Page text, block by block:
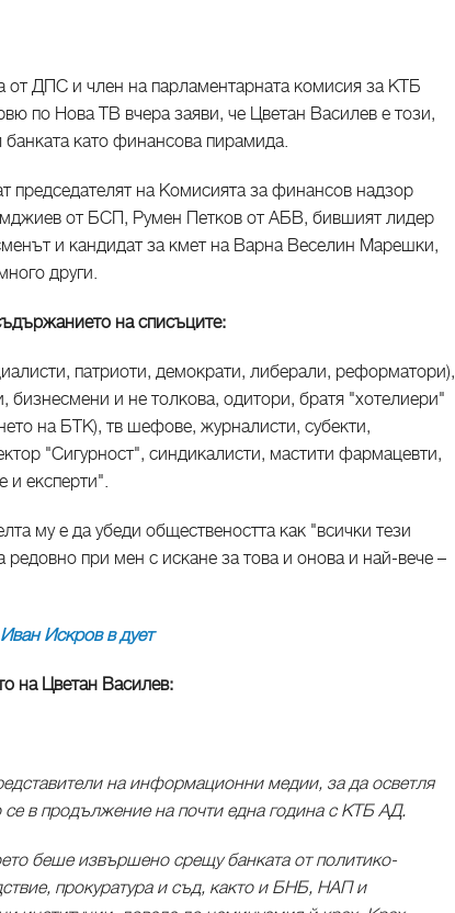
от ДПС и член на парламентарната комисия за КТБ
по Нова ТВ вчера заяви, че Цветан Василев е този,
банката като финансова пирамида.
председателят на Комисията за финансов надзор
от БСП, Румен Петков от АБВ, бившият лидер
и кандидат за кмет на Варна Веселин Марешки,
други.
на списъците:
патриоти, демократи, либерали, реформатори),
и не толкова, одитори, братя "хотелиери"
на БТК), тв шефове, журналисти, субекти,
"Сигурност", синдикалисти, мастити фармацевти,
и експерти".
му е да убеди обществеността как "всички тези
редовно при мен с искане за това и онова и най-вече –
Искров в дует
на Цветан Василев:
на информационни медии, за да осветля
се в продължение на почти една година с КТБ АД.
беше извършено срещу банката от политико-
прокуратура и съд, както и БНБ, НАП и